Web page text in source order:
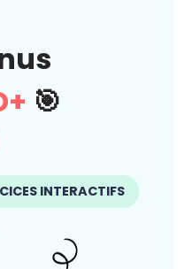
🎯
INTERACTIFS